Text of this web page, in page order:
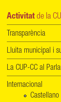
Activitat de la
Transparència
Lluita municipal i
La CUP-CC al
Internacional
Castellano